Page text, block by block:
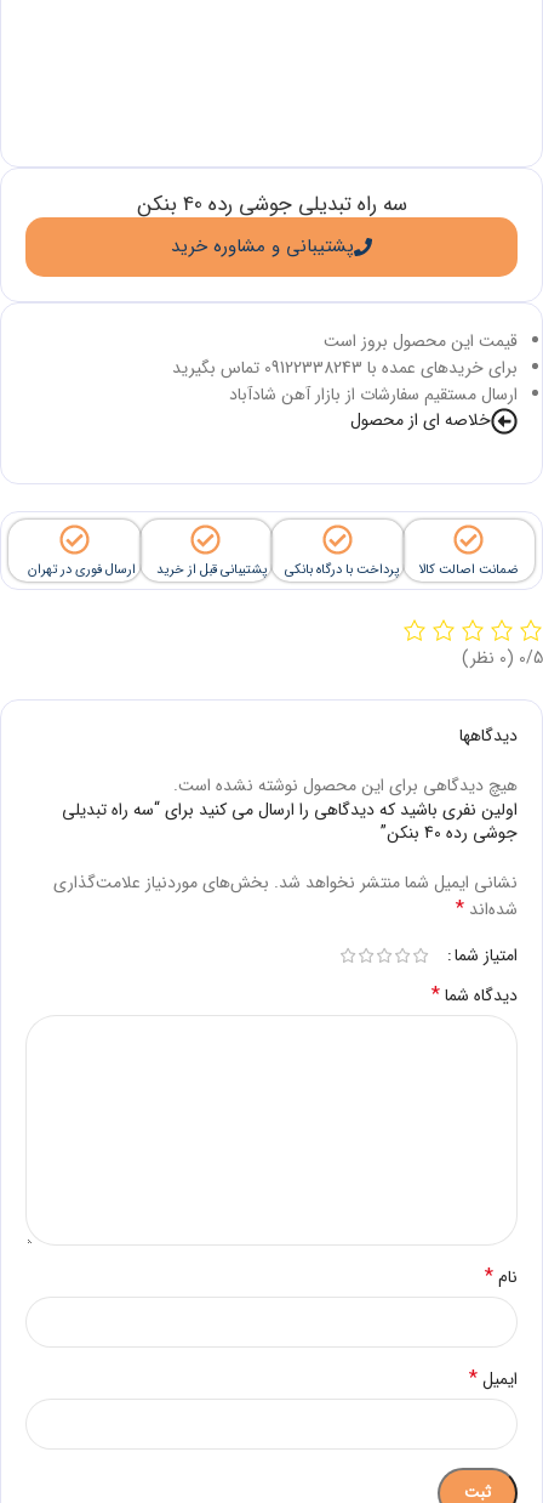
قیمت این محصول بروز است
برای خریدهای عمده با 09122338243 تماس بگیرید
ارسال مستقیم سفارشات از بازار آهن شادآباد
خلاصه ای از محصول
سه راه تبدیلی جوشی رده 40 بنکن
پشتیبانی و مشاوره خرید
ضمانت اصالت کالا پرداخت با درگاه بانکی پشتیبانی قبل از خرید ارسال فوری در تهران
‫0/5 ‫(0 نظر)
دیدگاهها
هیچ دیدگاهی برای این محصول نوشته نشده است.
اولین نفری باشید که دیدگاهی را ارسال می کنید برای “سه راه تبدیلی
جوشی رده 40 بنکن”
نشانی ایمیل شما منتشر نخواهد شد. بخش‌های موردنیاز علامت‌گذاری
شده‌اند *
امتیاز شما
دیدگاه شما*
نام*
ایمیل*